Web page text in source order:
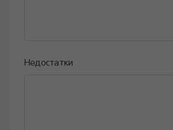
Недостатки